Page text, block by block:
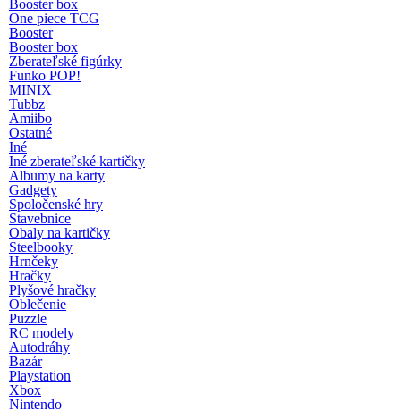
Booster box
One piece TCG
Booster
Booster box
Zberateľské figúrky
Funko POP!
MINIX
Tubbz
Amiibo
Ostatné
Iné
Iné zberateľské kartičky
Albumy na karty
Gadgety
Spoločenské hry
Stavebnice
Obaly na kartičky
Steelbooky
Hrnčeky
Hračky
Plyšové hračky
Oblečenie
Puzzle
RC modely
Autodráhy
Bazár
Playstation
Xbox
Nintendo